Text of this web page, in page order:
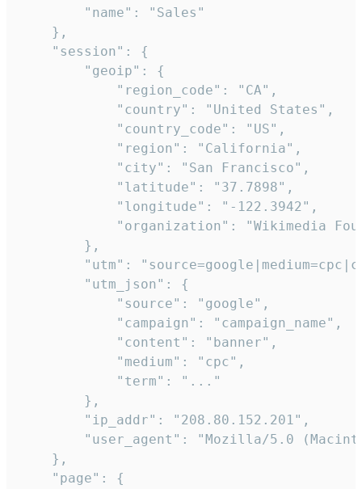
        "name": "Sales"
    },
    "session": {
        "geoip": {
            "region_code": "CA",
            "country": "United States",
            "country_code": "US",
            "region": "California",
            "city": "San Francisco",
            "latitude": "37.7898",
            "longitude": "-122.3942",
"organization": "Wikimedia
        },
"utm":
        "utm_json": {
            "source": "google",
            "campaign": "campaign_name",
            "content": "banner",
            "medium": "cpc",
            "term": "..."
        },
        "ip_addr": "208.80.152.201",
"user_agent": "Mozilla/5.0
    },
    "page": {